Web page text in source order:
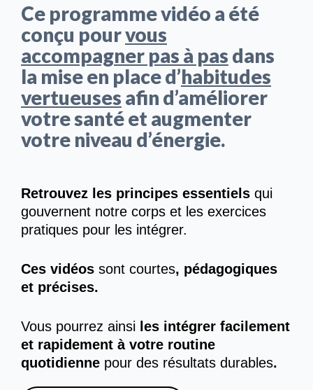
Ce programme vidéo a été
conçu pourvous
accompagner pas à pas dans
la mise en place d’habitudes
vertueuses afin d’améliorer
votre santé et augmenter
votre niveau d’énergie.
Retrouvez les principes essentiels qui
gouvernent notre corps et les exercices
pratiques pour les intégrer.
Ces vidéos sont courtes, pédagogiques
et précises.
Vous pourrez ainsi les intégrer facilement
et rapidement à votre routine
quotidienne pour des résultats durables.